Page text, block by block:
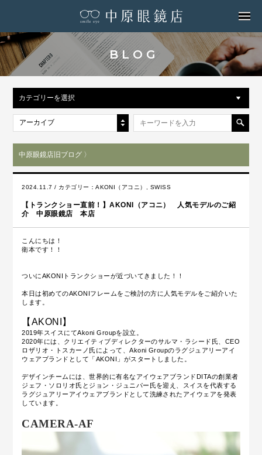
BLOG
カテゴリーを選択
アーカイブ
中原眼鏡店旧ブログ 〉
2024.11.7 / カテゴリー：AKONI（アコニ） SWISS
【トランクショー直前！】AKONI（アコニ） 人気モデルのご紹
介 中原眼鏡店 本店
こんにちは！
衛本です！！
ついにAKONIトランクショーが近づいてきました！！
本日は初めてのAKONIフレームをご検討の方に人気モデルをご紹介いた
します。
【AKONI】
2019年スイスにてAkoni Groupを設立。
2020年には、クリエイティブディレクターのサルマ・ラシード氏、CEO
ロザリオ・トスカーノ氏によって、Akoni Groupのラグジュアリーアイ
ウェアブランドとして「AKONI」がスタートしました。
デザインチームには、世界的に有名なアイウェアブランドDITAの創業者
ジェフ・ソロリオ氏とジョン・ジュニパー氏を迎え、 スイスを代表する
ラグジュアリーアイウェアブランドとして洗練されたアイウェアを発表
しています。
CAMERA-AF